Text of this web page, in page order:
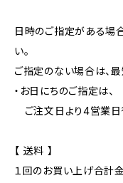
日時のご指定がある場
い。
ご指定のない場合は、
・お日にちのご指定は、
ご注文日より4営業日
【 送料 】
１回のお買い上げ合